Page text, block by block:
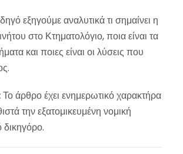
εξηγούμε αναλυτικά τι σημαίνει η
στο Κτηματολόγιο, ποια είναι τα
και ποιες είναι οι λύσεις που
Το άρθρο έχει ενημερωτικό χαρακτήρα
την εξατομικευμένη νομική